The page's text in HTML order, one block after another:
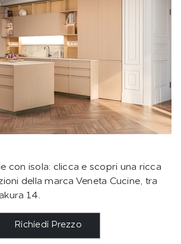
con isola: clicca e scopri una ricca
della marca Veneta Cucine, tra
14.
Richiedi Prezzo